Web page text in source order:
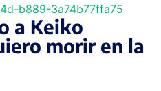
a Keiko
morir en la